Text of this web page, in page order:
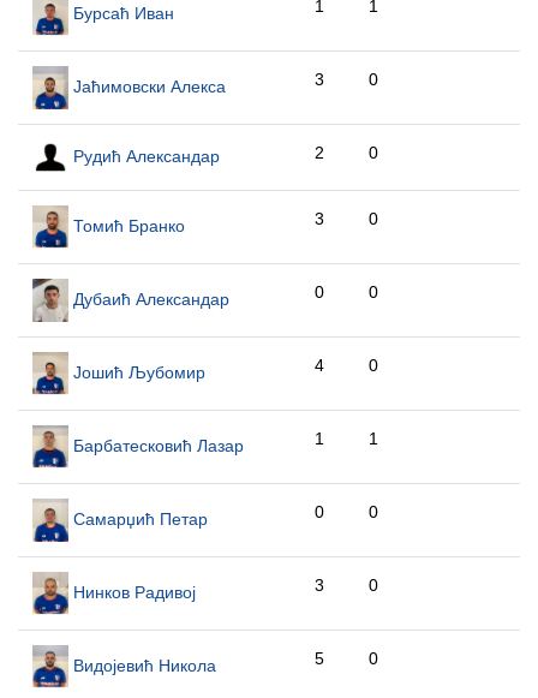
Бурсаћ Иван 1 1
Јаћимовски Алекса 3 0
Рудић Александар 2 0
Томић Бранко 3 0
Дубаић Александар 0 0
Јошић Љубомир 4 0
Барбатесковић Лазар 1 1
Самарџић Петар 0 0
Нинков Радивој 3 0
Видојевић Никола 5 0